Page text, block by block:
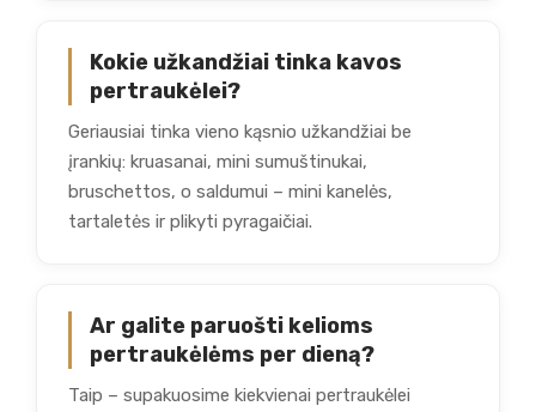
Kokie užkandžiai tinka kavos
pertraukėlei?
Geriausiai tinka vieno kąsnio užkandžiai be
įrankių: kruasanai, mini sumuštinukai,
bruschettos, o saldumui – mini kanelės,
tartaletės ir plikyti pyragaičiai.
Ar galite paruošti kelioms
pertraukėlėms per dieną?
Taip – supakuosime kiekvienai pertraukėlei